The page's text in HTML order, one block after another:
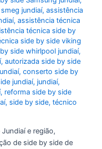
jundiaí,assistência
,assistência técnica
técnica side by
side by side viking
side whirlpool jundiaí,
,autorizada side by side
,conserto side by
jundiaí, jundiaí,
, reforma side by side
, side by side,técnico
e região,
de side by side de